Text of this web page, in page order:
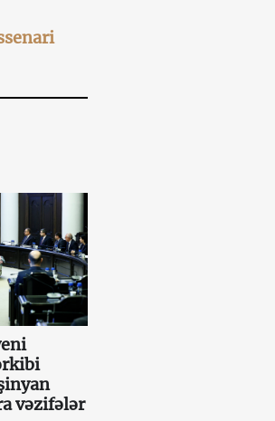
vəzifələr